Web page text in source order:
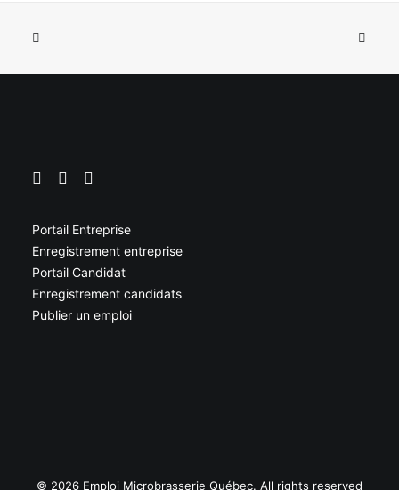
Portail Entreprise
Enregistrement entreprise
Portail Candidat
Enregistrement candidats
Publier un emploi
© 2026 Emploi Microbrasserie Québec. All rights reserved